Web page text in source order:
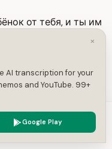
от тебя, и ты им
×
AI transcription for your
and YouTube. 99+
Google Play